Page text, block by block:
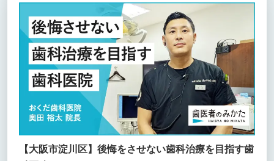
【大阪市淀川区】後悔をさせない歯科治療を目指す歯